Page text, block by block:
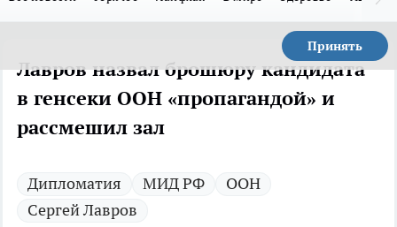
Принять
Лавров назвал брошюру кандидата
в генсеки ООН «пропагандой» и
рассмешил зал
Дипломатия МИД РФ
ООН
Сергей Лавров